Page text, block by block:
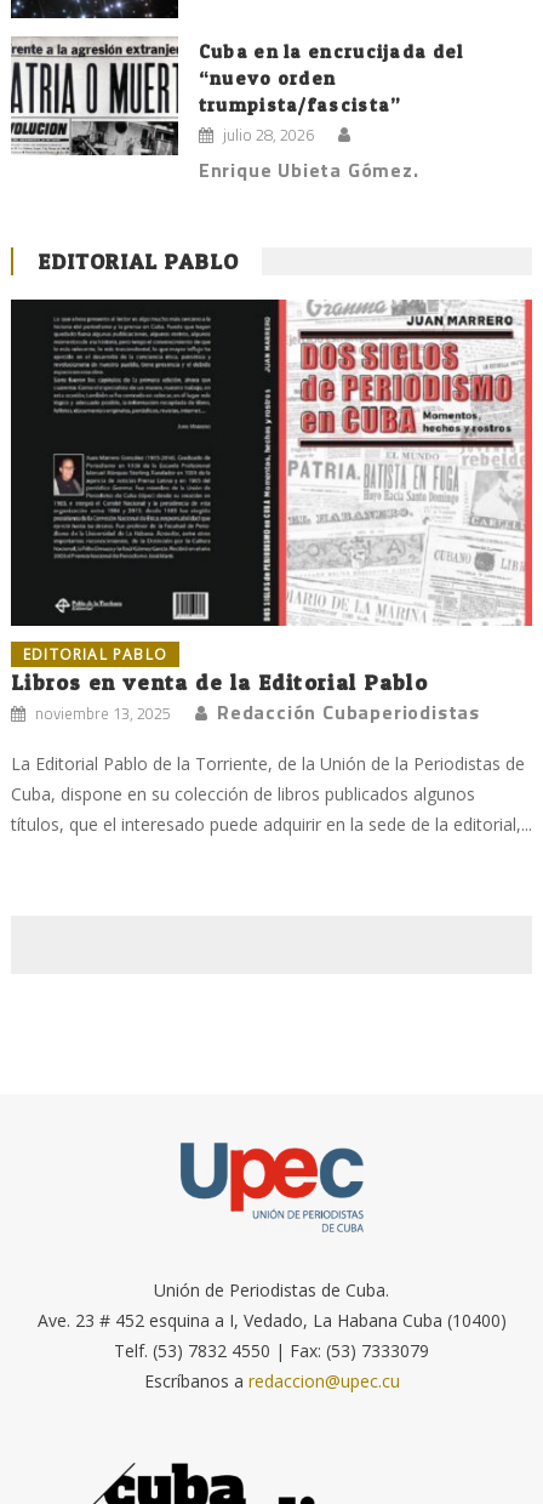
Cuba en la encrucijada del
“nuevo orden
trumpista/fascista”
julio 28, 2026
Enrique Ubieta Gómez.
EDITORIAL PABLO
EDITORIAL PABLO
Libros en venta de la Editorial Pablo
noviembre 13, 2025 Redacción Cubaperiodistas
La Editorial Pablo de la Torriente, de la Unión de la Periodistas de
Cuba, dispone en su colección de libros publicados algunos
títulos, que el interesado puede adquirir en la sede de la editorial,...
Unión de Periodistas de Cuba.
Ave. 23 # 452 esquina a I, Vedado, La Habana Cuba (10400)
Telf. (53) 7832 4550 | Fax: (53) 7333079
Escríbanos a redaccion@upec.cu